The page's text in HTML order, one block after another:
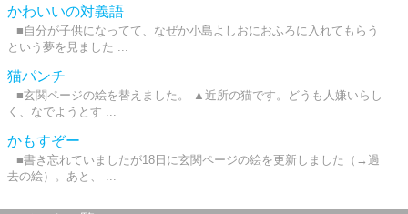
かわいいの対義語
■自分が子供になってて、なぜか小島よしおにおふろに入れてもらう
という夢を見ました ...
猫パンチ
■玄関ページの絵を替えました。 ▲近所の猫です。どうも人嫌いらし
く、なでようとす ...
かもすぞー
■書き忘れていましたが18日に玄関ページの絵を更新しました（→過
去の絵）。あと、 ...